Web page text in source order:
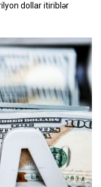
dollar itiriblər